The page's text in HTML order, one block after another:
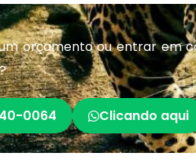
orçamento ou entrar em
0064 Clicando aqui